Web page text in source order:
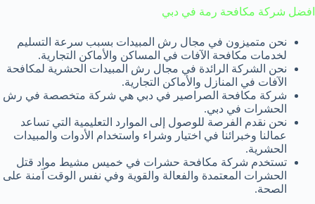
افضل شركة مكافحة رمة في دبي
نحن متميزون في مجال رش المبيدات بسبب سرعة التسليم
لخدمات مكافحة الآفات في المساكن والأماكن التجارية.
نحن الشركة الرائدة في مجال رش المبيدات الحشرية لمكافحة
الآفات في المنازل والأماكن التجارية.
شركة مكافحة الصراصير في دبي هي شركة متخصصة في رش
الحشرات في دبي.
نحن نقدم الفرصة للوصول إلى الموارد التعليمية التي تساعد
عمالنا وخبرائنا في اختيار وشراء واستخدام الأدوات والمبيدات
الحشرية.
تستخدم شركة مكافحة حشرات في خميس مشيط مواد قتل
الحشرات المعتمدة والفعالة والقوية وفي نفس الوقت آمنة على
الصحة.